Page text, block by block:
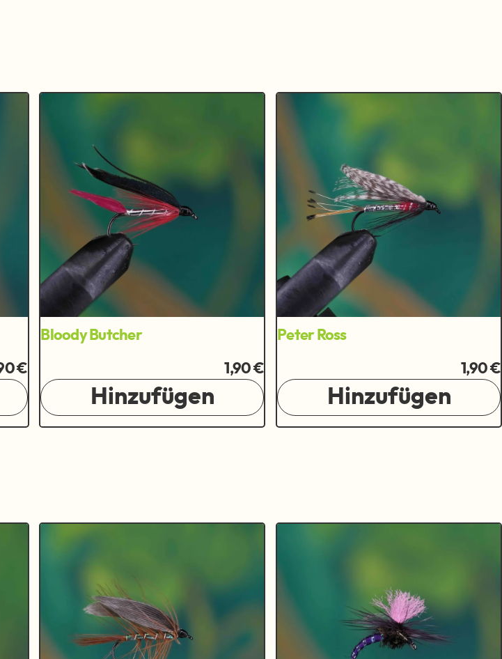
€
Bloody Butcher
1,90 €
Hinzufügen
Peter Ross
1,90 €
Hinzufügen